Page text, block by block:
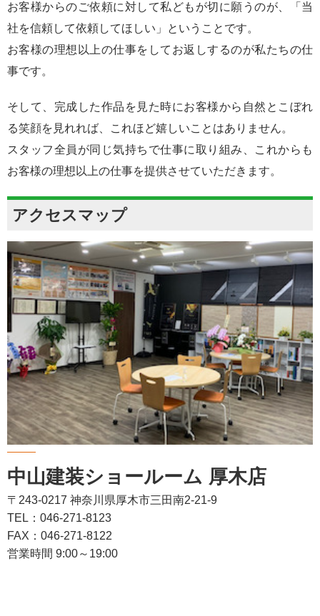
お客様からのご依頼に対して私どもが切に願うのが、「当
社を信頼して依頼してほしい」ということです。
お客様の理想以上の仕事をしてお返しするのが私たちの仕
事です。
そして、完成した作品を見た時にお客様から自然とこぼれ
る笑顔を見れれば、これほど嬉しいことはありません。
スタッフ全員が同じ気持ちで仕事に取り組み、これからも
お客様の理想以上の仕事を提供させていただきます。
アクセスマップ
中山建装ショールーム 厚木店
〒243-0217 神奈川県厚木市三田南2-21-9
TEL：046-271-8123
FAX：046-271-8122
営業時間 9:00～19:00